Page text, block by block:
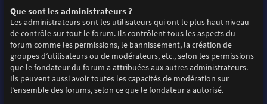
Que sont les administrateurs ?
Les administrateurs sont les utilisateurs qui ont le plus haut niveau
de contrôle sur tout le forum. Ils contrôlent tous les aspects du
forum comme les permissions, le bannissement, la création de
groupes d’utilisateurs ou de modérateurs, etc., selon les permissions
que le fondateur du forum a attribuées aux autres administrateurs.
Ils peuvent aussi avoir toutes les capacités de modération sur
l’ensemble des forums, selon ce que le fondateur a autorisé.